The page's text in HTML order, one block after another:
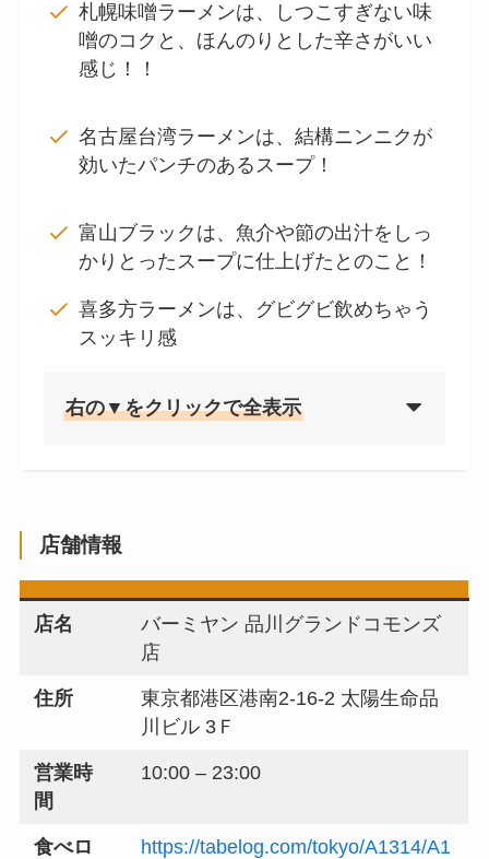
札幌味噌ラーメンは、しつこすぎない味
噌のコクと、ほんのりとした辛さがいい
感じ！！
名古屋台湾ラーメンは、結構ニンニクが
効いたパンチのあるスープ！
富山ブラックは、魚介や節の出汁をしっ
かりとったスープに仕上げたとのこと！
喜多方ラーメンは、グビグビ飲めちゃう
スッキリ感
右の▼をクリックで全表示
店舗情報
店名
バーミヤン 品川グランドコモンズ
店
住所
東京都港区港南2-16-2 太陽生命品
川ビル 3Ｆ
営業時
間
10:00 – 23:00
食べロ
https://tabelog.com/tokyo/A1314/A1